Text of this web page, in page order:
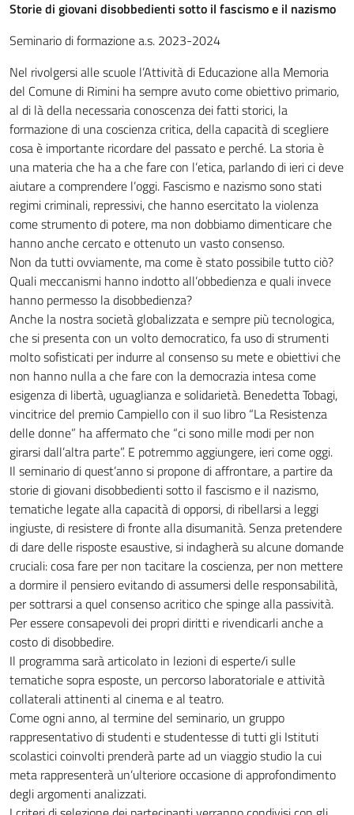
Storie di giovani disobbedienti sotto il fascismo e il nazismo
Seminario di formazione a.s. 2023-2024
Nel rivolgersi alle scuole l’Attività di Educazione alla Memoria
del Comune di Rimini ha sempre avuto come obiettivo primario,
al di là della necessaria conoscenza dei fatti storici, la
formazione di una coscienza critica, della capacità di scegliere
cosa è importante ricordare del passato e perché. La storia è
una materia che ha a che fare con l’etica, parlando di ieri ci deve
aiutare a comprendere l’oggi. Fascismo e nazismo sono stati
regimi criminali, repressivi, che hanno esercitato la violenza
come strumento di potere, ma non dobbiamo dimenticare che
hanno anche cercato e ottenuto un vasto consenso.
Non da tutti ovviamente, ma come è stato possibile tutto ciò?
Quali meccanismi hanno indotto all’obbedienza e quali invece
hanno permesso la disobbedienza?
Anche la nostra società globalizzata e sempre più tecnologica,
che si presenta con un volto democratico, fa uso di strumenti
molto sofisticati per indurre al consenso su mete e obiettivi che
non hanno nulla a che fare con la democrazia intesa come
esigenza di libertà, uguaglianza e solidarietà. Benedetta Tobagi,
vincitrice del premio Campiello con il suo libro “La Resistenza
delle donne” ha affermato che “ci sono mille modi per non
girarsi dall’altra parte”. E potremmo aggiungere, ieri come oggi.
Il seminario di quest’anno si propone di affrontare, a partire da
storie di giovani disobbedienti sotto il fascismo e il nazismo,
tematiche legate alla capacità di opporsi, di ribellarsi a leggi
ingiuste, di resistere di fronte alla disumanità. Senza pretendere
di dare delle risposte esaustive, si indagherà su alcune domande
cruciali: cosa fare per non tacitare la coscienza, per non mettere
a dormire il pensiero evitando di assumersi delle responsabilità,
per sottrarsi a quel consenso acritico che spinge alla passività.
Per essere consapevoli dei propri diritti e rivendicarli anche a
costo di disobbedire.
Il programma sarà articolato in lezioni di esperte/i sulle
tematiche sopra esposte, un percorso laboratoriale e attività
collaterali attinenti al cinema e al teatro.
Come ogni anno, al termine del seminario, un gruppo
rappresentativo di studenti e studentesse di tutti gli Istituti
scolastici coinvolti prenderà parte ad un viaggio studio la cui
meta rappresenterà un’ulteriore occasione di approfondimento
degli argomenti analizzati.